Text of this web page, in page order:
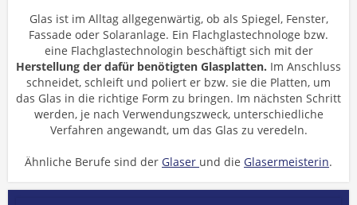
Glas ist im Alltag allgegenwärtig, ob als Spiegel, Fenster,
Fassade oder Solaranlage. Ein Flachglastechnologe bzw.
eine Flachglastechnologin beschäftigt sich mit der
Herstellung der dafür benötigten Glasplatten. Im Anschluss
schneidet, schleift und poliert er bzw. sie die Platten, um
das Glas in die richtige Form zu bringen. Im nächsten Schritt
werden, je nach Verwendungszweck, unterschiedliche
Verfahren angewandt, um das Glas zu veredeln.
Ähnliche Berufe sind der Glaser und die Glasermeisterin.